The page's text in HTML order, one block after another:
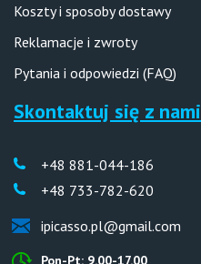
Koszty i sposoby dostawy
Reklamacje i zwroty
Pytania i odpowiedzi (FAQ)
Skontaktuj się z nami
+48 881-044-186
+48 733-782-620
ipicasso.pl@gmail.com
Pon-Pt: 9.00-17.00